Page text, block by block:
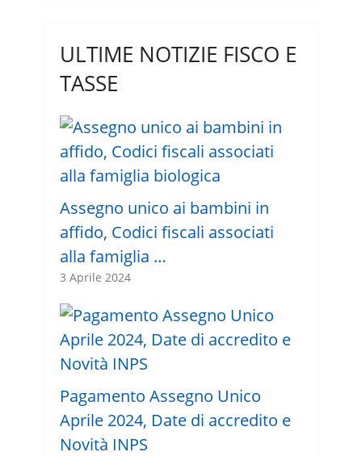
ULTIME NOTIZIE FISCO E
TASSE
Assegno unico ai bambini in
affido, Codici fiscali associati
alla famiglia …
3 Aprile 2024
Pagamento Assegno Unico
Aprile 2024, Date di accredito e
Novità INPS